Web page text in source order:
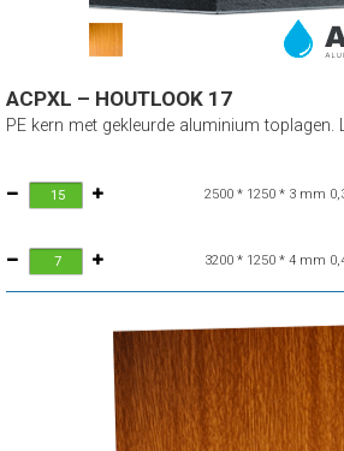
ACPXL – HOUTLOOK 17
PE kern met gekleurde aluminium toplagen.
2500 * 1250 * 3 mm
3200 * 1250 * 4 mm